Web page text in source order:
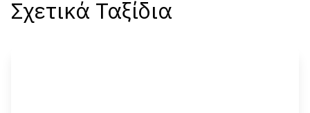
Σχετικά Ταξίδια